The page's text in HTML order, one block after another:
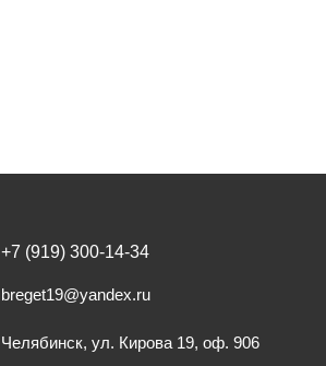
+7 (919) 300-14-34
breget19@yandex.ru
Челябинск, ул. Кирова 19, оф. 906